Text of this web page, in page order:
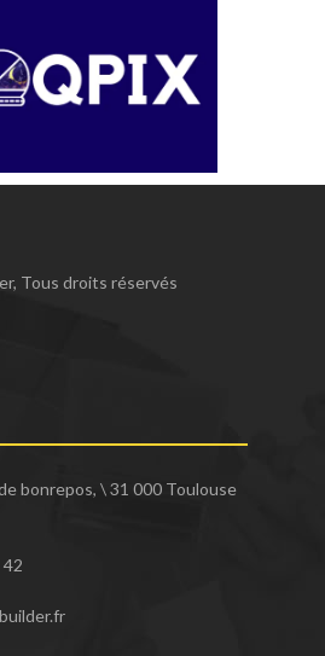
Tous droits réservés
bonrepos, \ 31 000 Toulouse
42